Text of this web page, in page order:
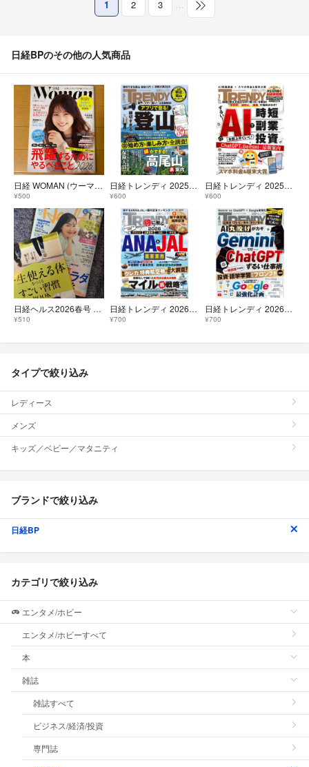
1 2 3 …
日経BPのその他の人気商品
日経 WOMAN (ウーマン) 2026年 01月号 [雑誌]★
¥500
日経トレンディ 2025年5月号 No.540 ☆親切すぎる登山 最新入門☆ ＊
¥600
日経トレンディ 2025年7月号 No.542 ☆得する稼げるAI実践講座☆ ＊
¥600
日経ヘルス2026春号 2026年 04月号 [雑誌]
¥510
日経トレンディ 2026年3月号 No.550 ☆得するANA＆JAL☆ ＊
¥700
日経トレンディ 2026年4月号 No.551 ☆Gemini VS ChatGPT☆ ＊
¥700
タイプで絞り込み
レディース
メンズ
キッズ／ベビー／マタニティ
ブランドで絞り込み
日経BP
カテゴリで絞り込み
エンタメ/ホビー
エンタメ/ホビーすべて
本
雑誌
雑誌すべて
ビジネス/経済/投資
専門誌